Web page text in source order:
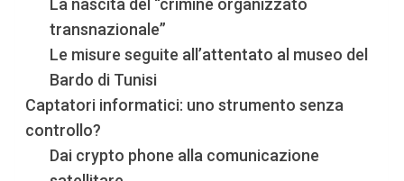
transnazionale”
Le misure seguite all’attentato al museo del
Bardo di Tunisi
Captatori informatici: uno strumento senza
controllo?
Dai crypto phone alla comunicazione